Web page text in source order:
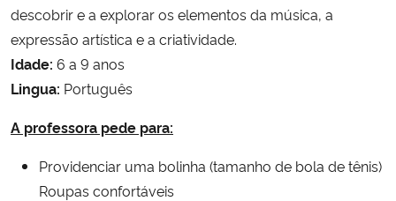
descobrir e a explorar os elementos da música, a
expressão artística e a criatividade.
Idade: 6 a 9 anos
Lingua: Português
A professora pede para:
Providenciar uma bolinha (tamanho de bola de tênis)
Roupas confortáveis